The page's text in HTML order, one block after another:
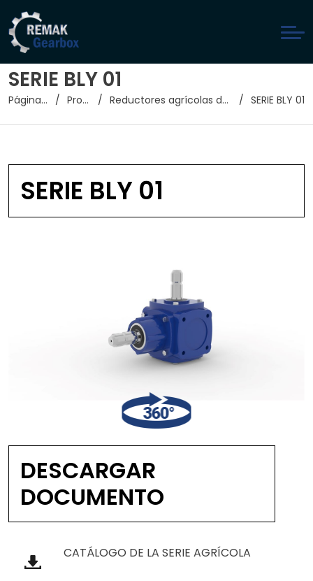
SERIE BLY 01
Página de inicio Productos Reductores agrícolas de engranajes cónicos SERIE BLY 01
SERIE BLY 01
DESCARGAR
DOCUMENTO
CATÁLOGO DE LA SERIE AGRÍCOLA